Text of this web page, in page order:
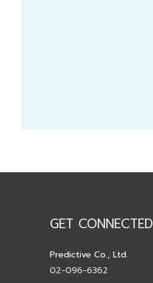
GET CONNECTED
Predictive Co., Ltd.
02-096-6362